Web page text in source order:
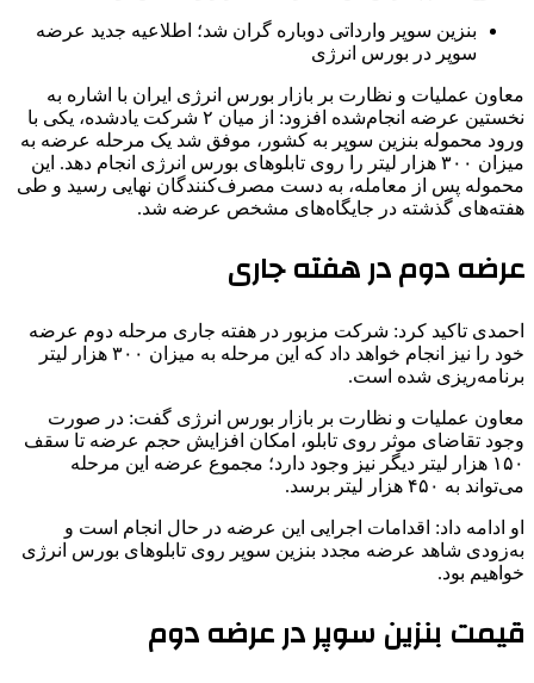
بنزین سوپر وارداتی دوباره گران شد؛ اطلاعیه جدید عرضه
سوپر در بورس انرژی
معاون عملیات و نظارت بر بازار بورس انرژی ایران با اشاره به
نخستین عرضه انجام‌شده افزود: از میان ۲ شرکت یادشده، یکی با
ورود محموله بنزین سوپر به کشور، موفق شد یک مرحله عرضه به
میزان ۳۰۰ هزار لیتر را روی تابلوهای بورس انرژی انجام دهد. این
محموله پس از معامله، به دست مصرف‌کنندگان نهایی رسید و طی
هفته‌های گذشته در جایگاه‌های مشخص عرضه شد.
عرضه دوم در هفته جاری
احمدی تاکید کرد: شرکت مزبور در هفته جاری مرحله دوم عرضه
خود را نیز انجام خواهد داد که این مرحله به میزان ۳۰۰ هزار لیتر
برنامه‌ریزی شده است.
معاون عملیات و نظارت بر بازار بورس انرژی گفت: در صورت
وجود تقاضای موثر روی تابلو، امکان افزایش حجم عرضه تا سقف
۱۵۰ هزار لیتر دیگر نیز وجود دارد؛ مجموع عرضه این مرحله
می‌تواند به ۴۵۰ هزار لیتر برسد.
او ادامه داد: اقدامات اجرایی این عرضه در حال انجام است و
به‌زودی شاهد عرضه مجدد بنزین سوپر روی تابلوهای بورس انرژی
خواهیم بود.
قیمت بنزین سوپر در عرضه دوم